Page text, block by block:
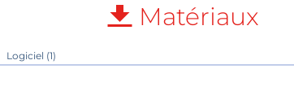
Matériaux
Logiciel (1)